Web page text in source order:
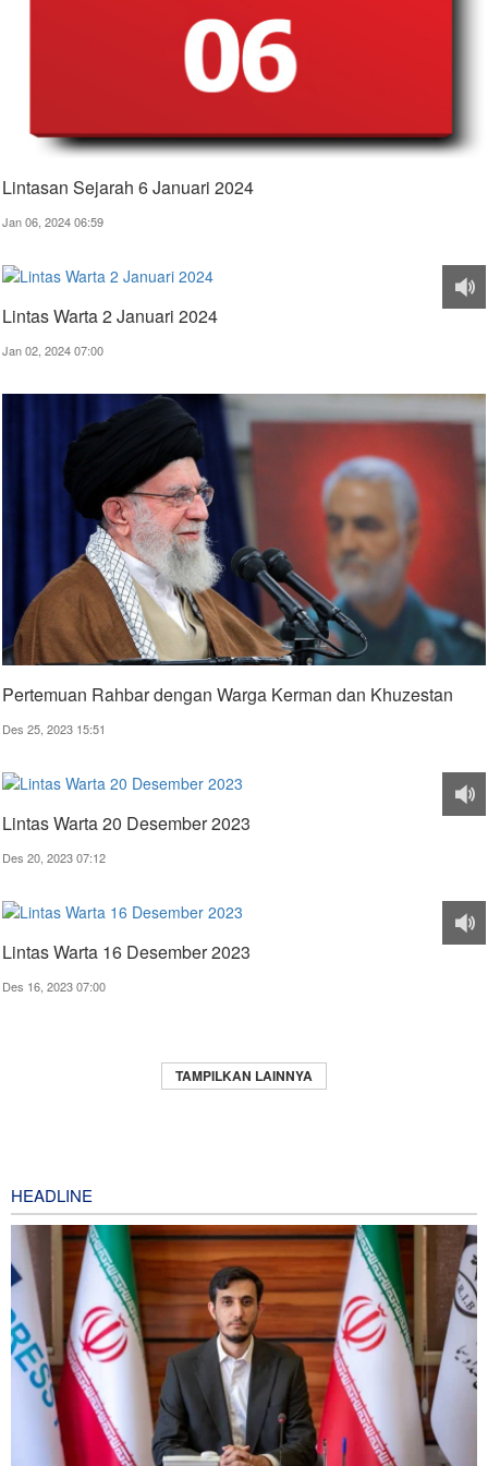
Lintasan Sejarah 6 Januari 2024
Jan 06, 2024 06:59
Lintas Warta 2 Januari 2024
Jan 02, 2024 07:00
Pertemuan Rahbar dengan Warga Kerman dan Khuzestan
Des 25, 2023 15:51
Lintas Warta 20 Desember 2023
Des 20, 2023 07:12
Lintas Warta 16 Desember 2023
Des 16, 2023 07:00
TAMPILKAN LAINNYA
HEADLINE